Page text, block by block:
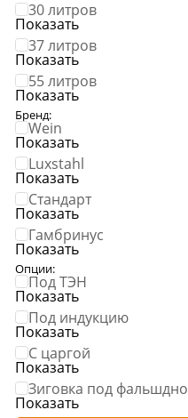
30 литров
Показать
37 литров
Показать
55 литров
Показать
Бренд:
Wein
Показать
Luxstahl
Показать
Стандарт
Показать
Гамбринус
Показать
Опции:
Под ТЭН
Показать
Под индукцию
Показать
С царгой
Показать
Зиговка под фальшдно
Показать